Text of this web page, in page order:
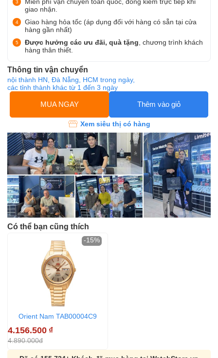
giao nhận.
Giao hàng hỏa tốc (áp dụng đối với hàng có sẵn tại cửa
hàng gần nhất)
Được hưởng các ưu đãi, quà tặng , chương trình khách
hàng thân thiết.
Thông tin vận chuyển
nội thành HN, Đà Nẵng, HCM trong ngày,
các tỉnh thành khác từ 1 đến 3 ngày
MUA NGAY Thêm vào giỏ
Xem siêu thị có hàng
Có thể bạn cũng thích
Orient Nam TAB00004C9
4.156.500 ₫
4.890.000đ
-15%